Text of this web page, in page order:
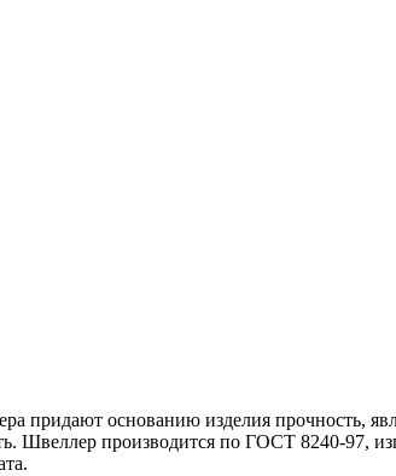
основанию изделия прочность,
производится по ГОСТ 8240-97,